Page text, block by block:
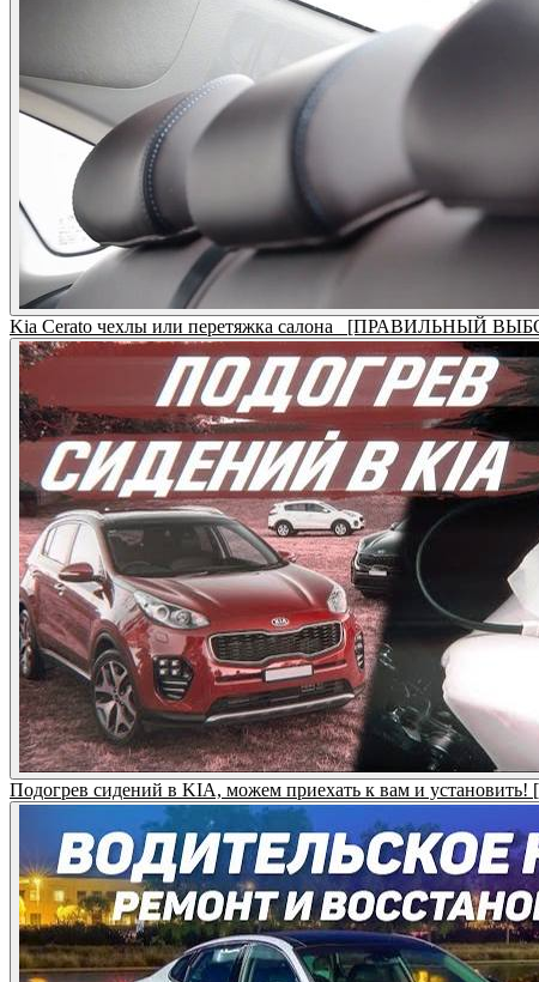
Kia Cerato чехлы или перетяжка салона_ [ПРАВИЛЬНЫЙ
Подогрев сидений в KIA, можем приехать к вам и